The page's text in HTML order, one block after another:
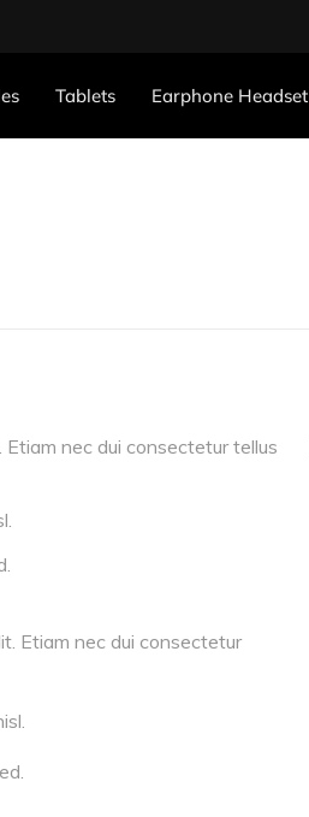
Tablets Earphone Headset
nec dui consectetur tellus
Etiam nec dui consectetur